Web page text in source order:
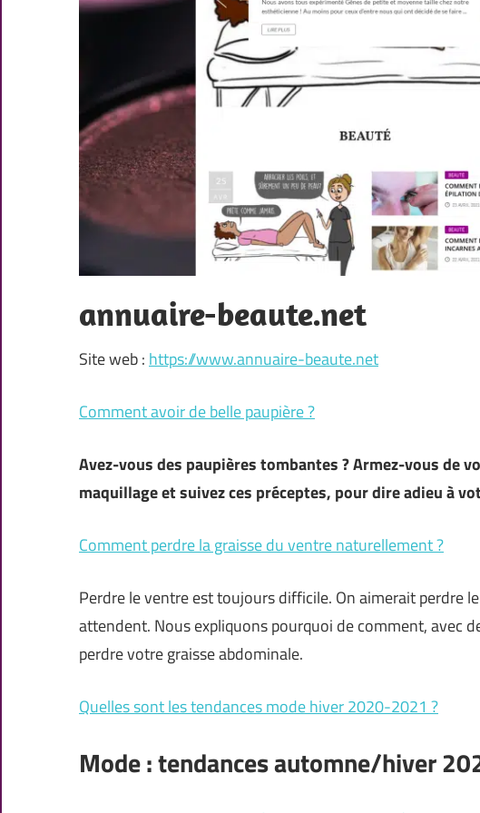
annuaire-beaute.net
Site web :https://www.annuaire-beaute.net
Comment avoir de belle paupière ?
Avez-vous des paupières tombantes ? Armez-vous de
maquillage et suivez ces préceptes, pour dire adieu à
Comment perdre la graisse du ventre naturellement ?
Perdre le ventre est toujours difficile. On aimerait perdre
attendent. Nous expliquons pourquoi de comment, avec
perdre votre graisse abdominale.
Quelles sont les tendances mode hiver 2020-2021 ?
Mode : tendances automne/hiver